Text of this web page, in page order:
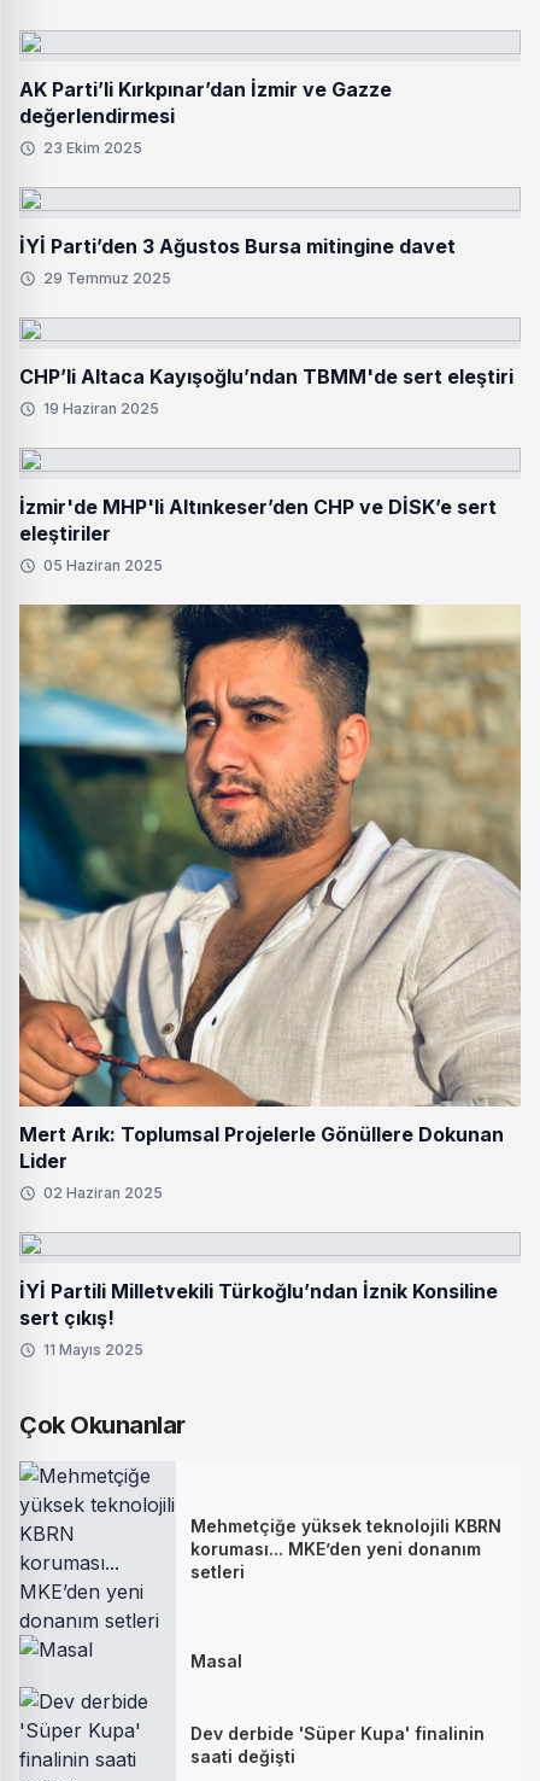
AK Parti’li Kırkpınar’dan İzmir ve Gazze
değerlendirmesi
23 Ekim 2025
İYİ Parti’den 3 Ağustos Bursa mitingine davet
29 Temmuz 2025
CHP’li Altaca Kayışoğlu’ndan TBMM'de sert eleştiri
19 Haziran 2025
İzmir'de MHP'li Altınkeser’den CHP ve DİSK’e sert
eleştiriler
05 Haziran 2025
Mert Arık: Toplumsal Projelerle Gönüllere Dokunan
Lider
02 Haziran 2025
İYİ Partili Milletvekili Türkoğlu’ndan İznik Konsiline
sert çıkış!
11 Mayıs 2025
Çok Okunanlar
Mehmetçiğe yüksek teknolojili KBRN
koruması... MKE’den yeni donanım
setleri
Masal
Dev derbide 'Süper Kupa' finalinin
saati değişti